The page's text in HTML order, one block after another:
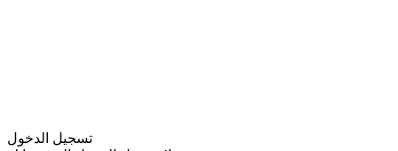
تسجيل الدخول